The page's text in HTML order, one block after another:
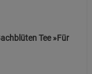
Tee »Für